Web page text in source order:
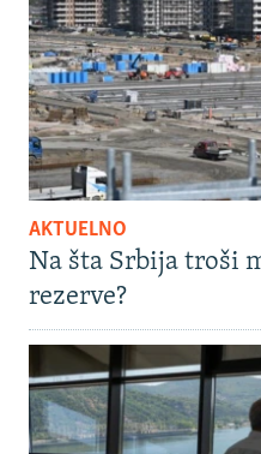
AKTUELNO
Na šta Srbija troši
rezerve?